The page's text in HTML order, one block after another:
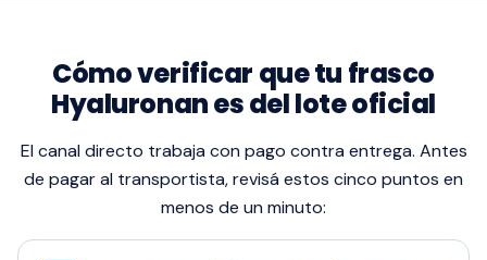
Cómo verificar que tu frasco
Hyaluronan es del lote oficial
El canal directo trabaja con pago contra entrega. Antes
de pagar al transportista, revisá estos cinco puntos en
menos de un minuto: